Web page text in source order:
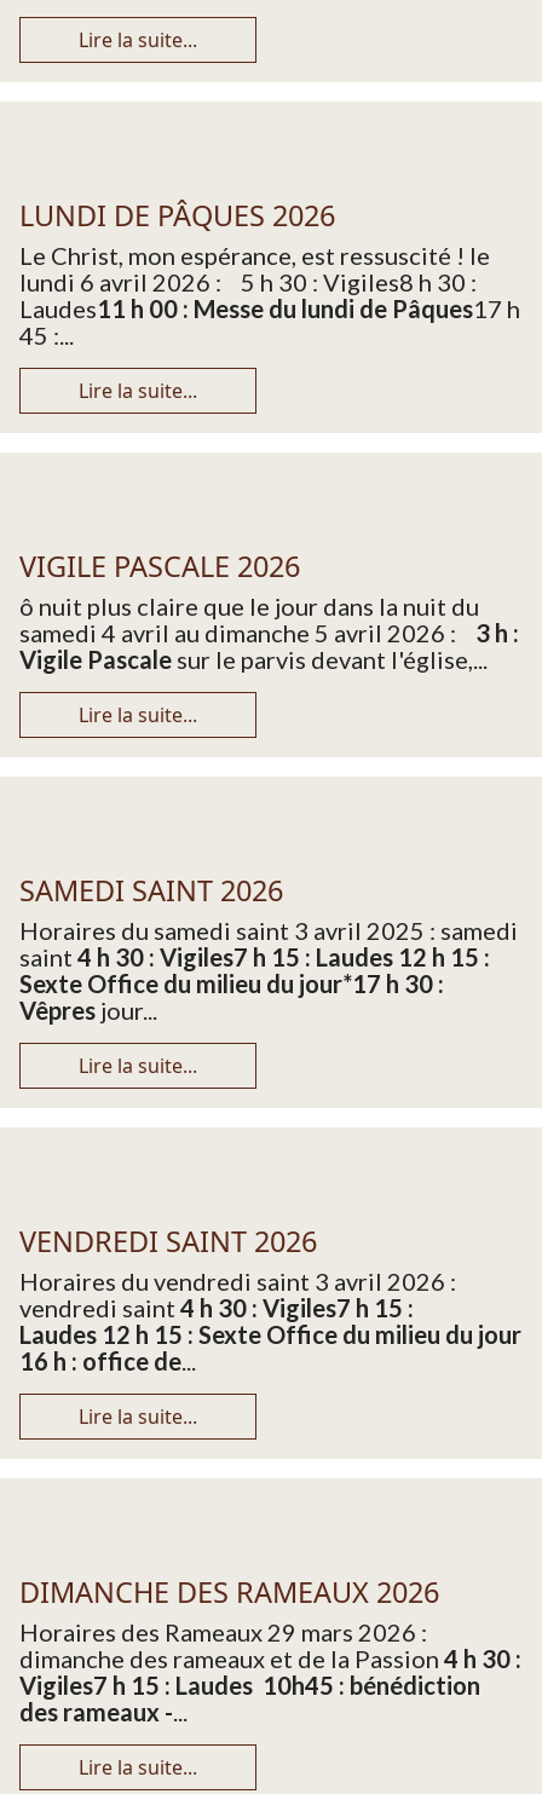
Lire la suite...
LUNDI DE PÂQUES 2026
Le Christ, mon espérance, est ressuscité ! le
lundi 6 avril 2026 : 5 h 30 : Vigiles8 h 30 :
Laudes11 h 00 : Messe du lundi de Pâques17 h
45 :...
Lire la suite...
VIGILE PASCALE 2026
ô nuit plus claire que le jour dans la nuit du
samedi 4 avril au dimanche 5 avril 2026 : 3 h :
Vigile Pascale sur le parvis devant l'église,...
Lire la suite...
SAMEDI SAINT 2026
Horaires du samedi saint 3 avril 2025 : samedi
saint 4 h 30 : Vigiles7 h 15 : Laudes 12 h 15 :
Sexte Office du milieu du jour*17 h 30 :
Vêpres jour...
Lire la suite...
VENDREDI SAINT 2026
Horaires du vendredi saint 3 avril 2026 :
vendredi saint 4 h 30 : Vigiles7 h 15 :
Laudes 12 h 15 : Sexte Office du milieu du jour
16 h : office de...
Lire la suite...
DIMANCHE DES RAMEAUX 2026
Horaires des Rameaux 29 mars 2026 :
dimanche des rameaux et de la Passion 4 h 30 :
Vigiles7 h 15 : Laudes 10h45 : bénédiction
des rameaux -...
Lire la suite...